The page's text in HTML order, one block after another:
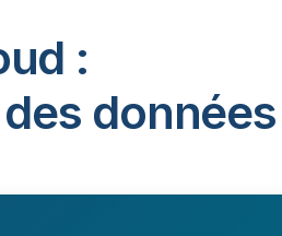
:
données